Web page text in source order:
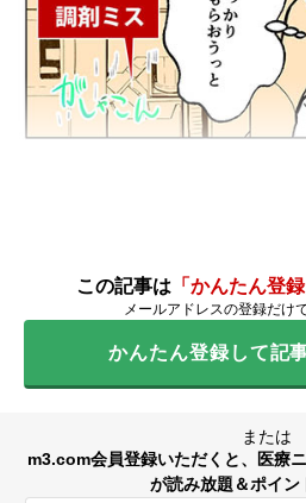
この記事は 「かんたん登録
メールアドレスの登録だけ
かんたん登録して記
または
m3.com会員登録いただくと、医療
が読み放題＆ポイン